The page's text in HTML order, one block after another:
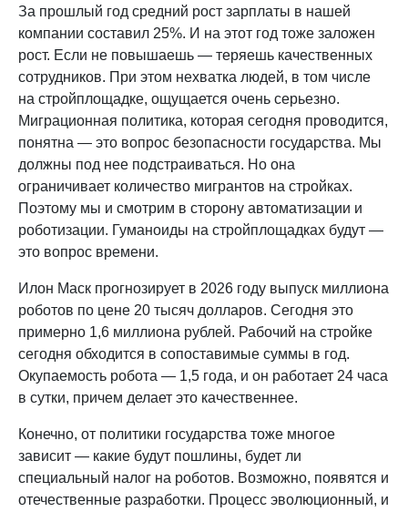
За прошлый год средний рост зарплаты в нашей
компании составил 25%. И на этот год тоже заложен
рост. Если не повышаешь — теряешь качественных
сотрудников. При этом нехватка людей, в том числе
на стройплощадке, ощущается очень серьезно.
Миграционная политика, которая сегодня проводится,
понятна — это вопрос безопасности государства. Мы
должны под нее подстраиваться. Но она
ограничивает количество мигрантов на стройках.
Поэтому мы и смотрим в сторону автоматизации и
роботизации. Гуманоиды на стройплощадках будут —
это вопрос времени.
Илон Маск прогнозирует в 2026 году выпуск миллиона
роботов по цене 20 тысяч долларов. Сегодня это
примерно 1,6 миллиона рублей. Рабочий на стройке
сегодня обходится в сопоставимые суммы в год.
Окупаемость робота — 1,5 года, и он работает 24 часа
в сутки, причем делает это качественнее.
Конечно, от политики государства тоже многое
зависит — какие будут пошлины, будет ли
специальный налог на роботов. Возможно, появятся и
отечественные разработки. Процесс эволюционный, и